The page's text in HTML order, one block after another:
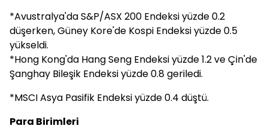
*Avustralya'da S&P/ASX 200 Endeksi yüzde 0.2
düşerken, Güney Kore'de Kospi Endeksi yüzde 0.5
yükseldi.
*Hong Kong'da Hang Seng Endeksi yüzde 1.2 ve Çin'de
Şanghay Bileşik Endeksi yüzde 0.8 geriledi.
*MSCI Asya Pasifik Endeksi yüzde 0.4 düştü.
Para Birimleri